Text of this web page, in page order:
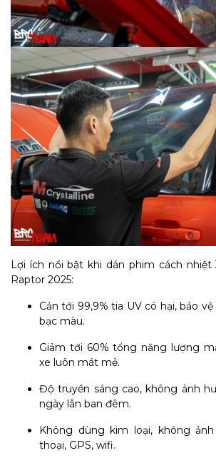
Lợi ích nổi bật khi dán phim cách nhiệt
Raptor 2025:
Cản tới 99,9% tia UV có hại, bảo
bạc màu.
Giảm tới 60% tổng năng lượng
xe luôn mát mẻ.
Độ truyền sáng cao, không ảnh
ngày lẫn ban đêm.
Không dùng kim loại, không
thoại, GPS, wifi.